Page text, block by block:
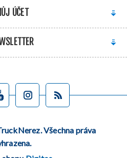
ÚČET
Všechna práva